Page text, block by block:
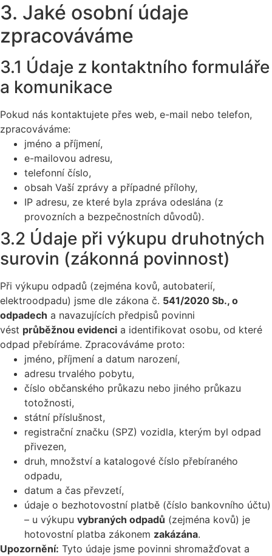
3. Jaké osobní údaje
zpracováváme
3.1 Údaje z kontaktního formuláře
a komunikace
Pokud nás kontaktujete přes web, e-mail nebo telefon,
zpracováváme:
jméno a příjmení,
e-mailovou adresu,
telefonní číslo,
obsah Vaší zprávy a případné přílohy,
IP adresu, ze které byla zpráva odeslána (z
provozních a bezpečnostních důvodů).
3.2 Údaje při výkupu druhotných
surovin (zákonná povinnost)
Při výkupu odpadů (zejména kovů, autobaterií,
elektroodpadu) jsme dle zákona č. 541/2020 Sb., o
odpadech a navazujících předpisů povinni
vést průběžnou evidenci a identifikovat osobu, od které
odpad přebíráme. Zpracováváme proto:
jméno, příjmení a datum narození,
adresu trvalého pobytu,
číslo občanského průkazu nebo jiného průkazu
totožnosti,
státní příslušnost,
registrační značku (SPZ) vozidla, kterým byl odpad
přivezen,
druh, množství a katalogové číslo přebíraného
odpadu,
datum a čas převzetí,
údaje o bezhotovostní platbě (číslo bankovního účtu)
– u výkupu vybraných odpadů (zejména kovů) je
hotovostní platba zákonem zakázána.
Upozornění: Tyto údaje jsme povinni shromažďovat a